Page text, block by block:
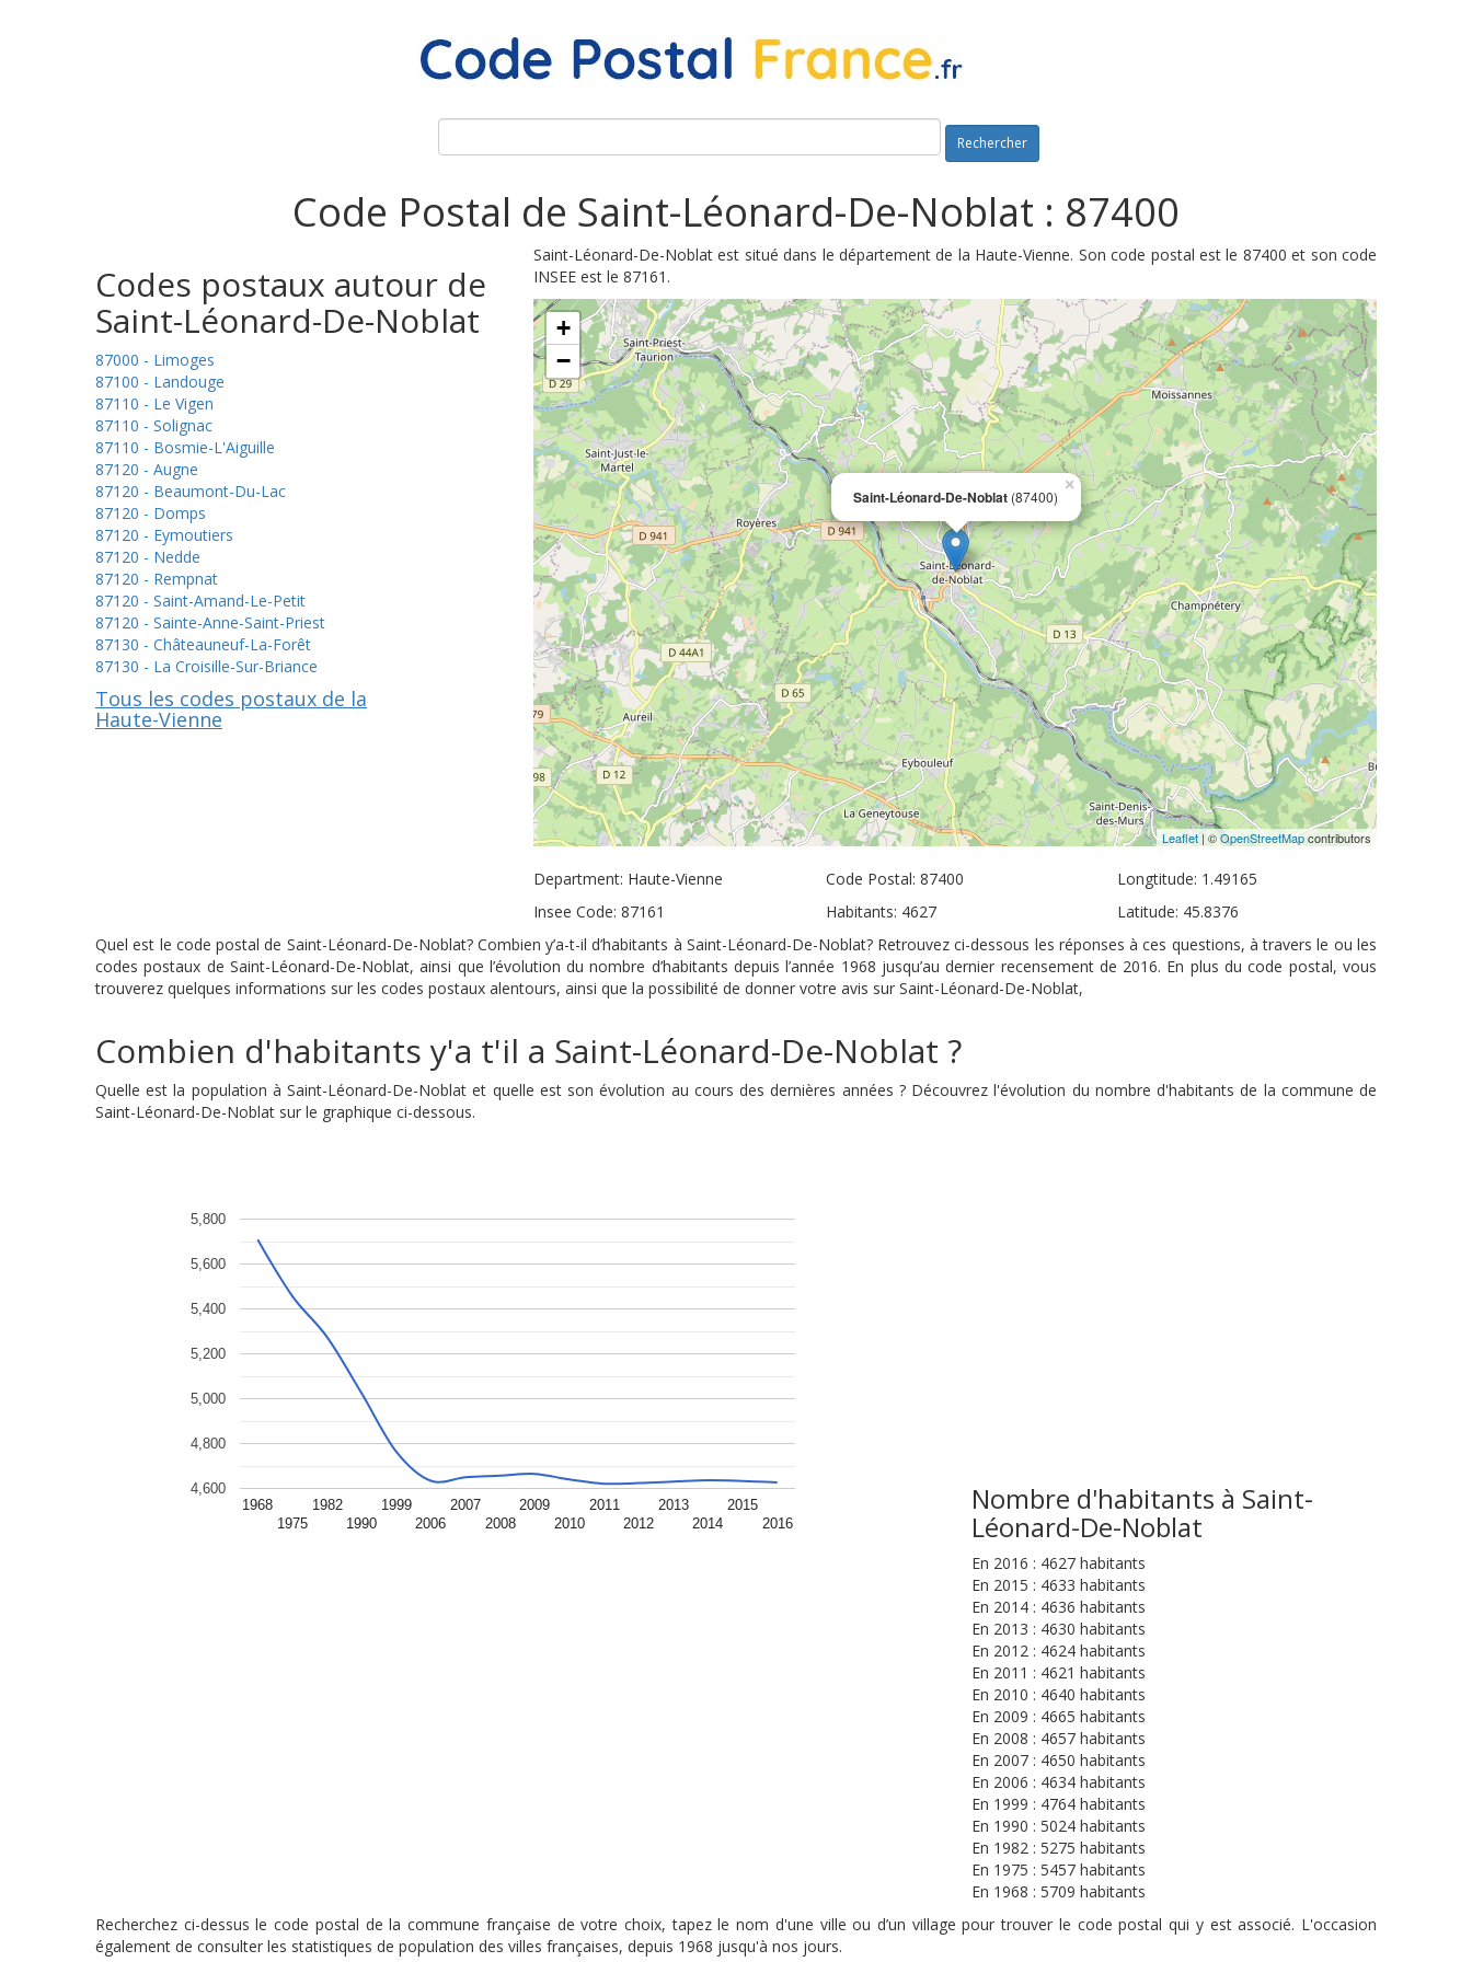
Rechercher
Code Postal de Saint-Léonard-De-Noblat : 87400
Codes postaux autour de
Saint-Léonard-De-Noblat
87000 - Limoges
87100 - Landouge
87110 - Le Vigen
87110 - Solignac
87110 - Bosmie-L'Aiguille
87120 - Augne
87120 - Beaumont-Du-Lac
87120 - Domps
87120 - Eymoutiers
87120 - Nedde
87120 - Rempnat
87120 - Saint-Amand-Le-Petit
87120 - Sainte-Anne-Saint-Priest
87130 - Châteauneuf-La-Forêt
87130 - La Croisille-Sur-Briance
Tous les codes postaux de la
Haute-Vienne
Saint-Léonard-De-Noblat est situé dans le département de la Haute-Vienne. Son code postal est le 87400 et son code
INSEE est le 87161.
Saint-Léonard-De-Noblat (87400)
×
+
−
Leaflet | ©OpenStreetMapcontributors
Department: Haute-Vienne
Insee Code: 87161
Code Postal: 87400
Habitants: 4627
Longtitude: 1.49165
Latitude: 45.8376
Quel est le code postal de Saint-Léonard-De-Noblat? Combien y’a-t-il d’habitants à Saint-Léonard-De-Noblat? Retrouvez ci-dessous les réponses à ces questions, à travers le ou les
codes postaux de Saint-Léonard-De-Noblat, ainsi que l’évolution du nombre d’habitants depuis l’année 1968 jusqu’au dernier recensement de 2016. En plus du code postal, vous
trouverez quelques informations sur les codes postaux alentours, ainsi que la possibilité de donner votre avis sur Saint-Léonard-De-Noblat,
Combien d'habitants y'a t'il a Saint-Léonard-De-Noblat ?
Quelle est la population à Saint-Léonard-De-Noblat et quelle est son évolution au cours des dernières années ? Découvrez l'évolution du nombre d'habitants de la commune de
Saint-Léonard-De-Noblat sur le graphique ci-dessous.
1968
1975
1982
1990
1999
2006
2007
2008
2009
2010
2011
2012
2013
2014
2015
2016
4,600
4,800
5,000
5,200
5,400
5,600
5,800
Nombre d'habitants à Saint-
Léonard-De-Noblat
En 2016 : 4627 habitants
En 2015 : 4633 habitants
En 2014 : 4636 habitants
En 2013 : 4630 habitants
En 2012 : 4624 habitants
En 2011 : 4621 habitants
En 2010 : 4640 habitants
En 2009 : 4665 habitants
En 2008 : 4657 habitants
En 2007 : 4650 habitants
En 2006 : 4634 habitants
En 1999 : 4764 habitants
En 1990 : 5024 habitants
En 1982 : 5275 habitants
En 1975 : 5457 habitants
En 1968 : 5709 habitants
Recherchez ci-dessus le code postal de la commune française de votre choix, tapez le nom d'une ville ou d’un village pour trouver le code postal qui y est associé. L'occasion
également de consulter les statistiques de population des villes françaises, depuis 1968 jusqu'à nos jours.